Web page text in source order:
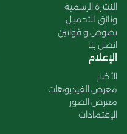
النشرة الرسمية
وثائق للتحميل
نصوص و قوانين
اتصل بنا
الإعلام
الأخبار
معرض الفيديوهات
معرض الصور
الإعتمادات